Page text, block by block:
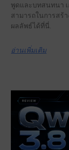
พูดและบทสนทนา เ
สามารถในการสร้
ผลลัพธ์ได้ที่นี่.
อ่านเพิ่มเติม